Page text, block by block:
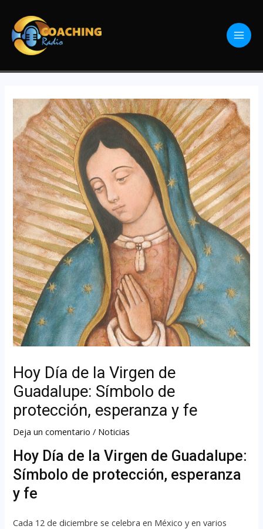
Hoy Día de la Virgen de
Guadalupe: Símbolo de
protección, esperanza y fe
Deja un comentario / Noticias
Hoy Día de la Virgen de Guadalupe:
Símbolo de protección, esperanza
y fe
Cada 12 de diciembre se celebra en México y en varios